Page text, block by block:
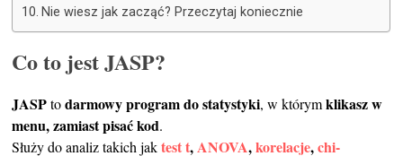
Nie wiesz jak zacząć? Przeczytaj koniecznie
Co to jest JASP?
JASPtodarmowy program do statystyki, w którymklikasz w
menu, zamiast pisać kod.
Służy do analiz takich jaktest t,ANOVA,korelacje,chi-